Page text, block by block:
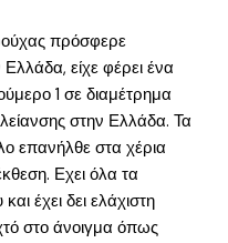
πρόσφερε
είχε φέρει ένα
1 σε διαμέτρημα
στην Ελλάδα. Τα
επανήλθε στα χέρια
Εχει όλα τα
έχει δει ελάχιστη
στο άνοιγμα όπως